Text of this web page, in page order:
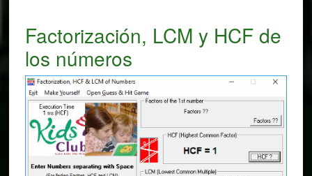
Factorización, LCM y HCF de
los números